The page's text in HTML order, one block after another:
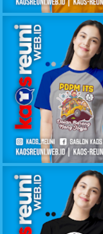
KAOS ANGKATAN BEST
KAOS DOLAN BARENG